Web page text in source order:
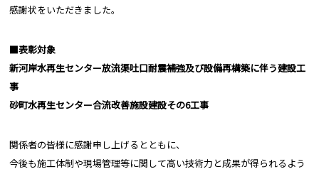
感謝状をいただきました。
■表彰対象
新河岸水再生センター放流渠吐口耐震補強及び設備再構築に伴う建設工
事
砂町水再生センター合流改善施設建設その6工事
関係者の皆様に感謝申し上げるとともに、
今後も施工体制や現場管理等に関して高い技術力と成果が得られるよう